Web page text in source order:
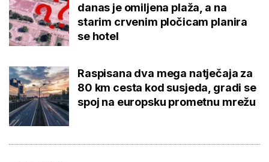
danas je omiljena plaža, a na
starim crvenim pločicam planira
se hotel
Raspisana dva mega natječaja za
80 km cesta kod susjeda, gradi se
spoj na europsku prometnu mrežu